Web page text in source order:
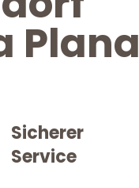
Plana
Sicherer
Service